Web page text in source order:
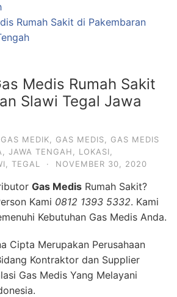
Rumah Sakit di Pakembaran
Medis Rumah Sakit
Slawi Tegal Jawa
GAS MEDIK GAS MEDIS
GAS MEDIS
JAWA TENGAH LOKASI
TEGAL · NOVEMBER 30, 2020
Gas Medis Rumah Sakit?
Kami 0812 1393 5332. Kami
Kebutuhan Gas Medis Anda.
Cipta Merupakan Perusahaan
Kontraktor dan Supplier
Gas Medis Yang Melayani